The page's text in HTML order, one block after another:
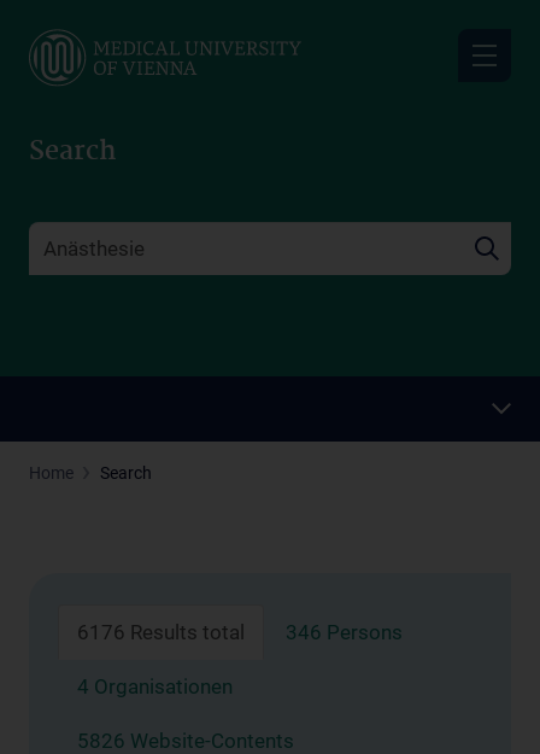
main
Search
Home Search
6176 Results total 346 Persons
4 Organisationen
5826 Website-Contents